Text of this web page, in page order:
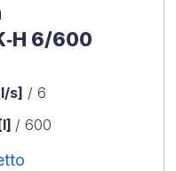
6/600
s] / 6
/ 600